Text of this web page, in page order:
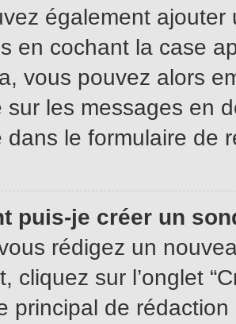
également
en cochant la case
vous pouvez alors
sur les messages en
dans le formulaire de
puis-je créer un
rédigez un
cliquez sur l’onglet
principal de